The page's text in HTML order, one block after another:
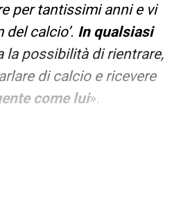
per tantissimi anni e vi
calcio’. In qualsiasi
la possibilità di rientrare,
di calcio e ricevere
come lui».